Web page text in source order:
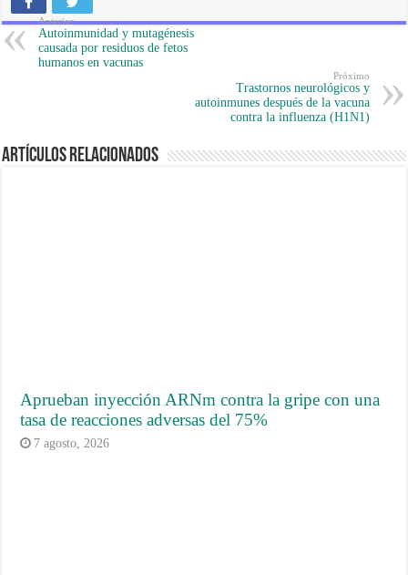
Anterior
Autoinmunidad y mutagénesis
causada por residuos de fetos
humanos en vacunas
Próximo
Trastornos neurológicos y
autoinmunes después de la vacuna
contra la influenza (H1N1)
Artículos Relacionados
Aprueban inyección ARNm contra la gripe con una
tasa de reacciones adversas del 75%
7 agosto, 2026